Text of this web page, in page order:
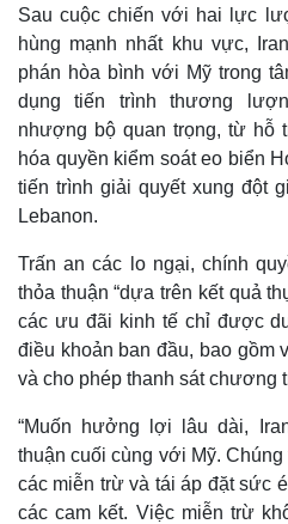
Thế giới
Quan sát
Cuộc sống đó đây
Hồ sơ
Sau cuộc chiến với hai lực
hùng mạnh nhất khu vực,
phán hòa bình với Mỹ trong
dụng tiến trình thương
nhượng bộ quan trọng, từ hỗ
hóa quyền kiểm soát eo biển
tiến trình giải quyết xung đột
Lebanon.
Trấn an các lo ngại, chính
thỏa thuận “dựa trên kết quả
các ưu đãi kinh tế chỉ được
điều khoản ban đầu, bao gồm
và cho phép thanh sát chương
“Muốn hưởng lợi lâu dài,
thuận cuối cùng với Mỹ.
các miễn trừ và tái áp đặt sức
các cam kết. Việc miễn trừ